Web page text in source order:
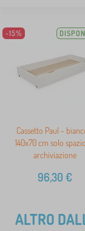
-15%
Cassetto Paul -
140x70 cm solo
archiviazione
96,30 €
ALTRO